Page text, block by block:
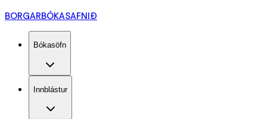
BORGARBÓKASAFNIÐ
Bókasöfn
Innblástur